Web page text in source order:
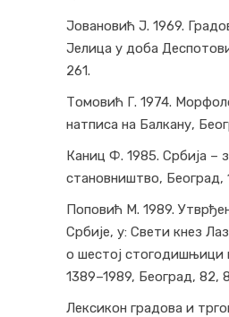
Јовановић Ј. 1969.
Јелица у доба
261.
Томовић Г. 1974.
натписа на Балкану,
Каниц Ф. 1985. Србија –
становништво, Београд,
Поповић М. 1989.
Србије, у: Свети кнез
о шестој стогодишњици
1389–1989, Београд, 82,
Лексикон градова и